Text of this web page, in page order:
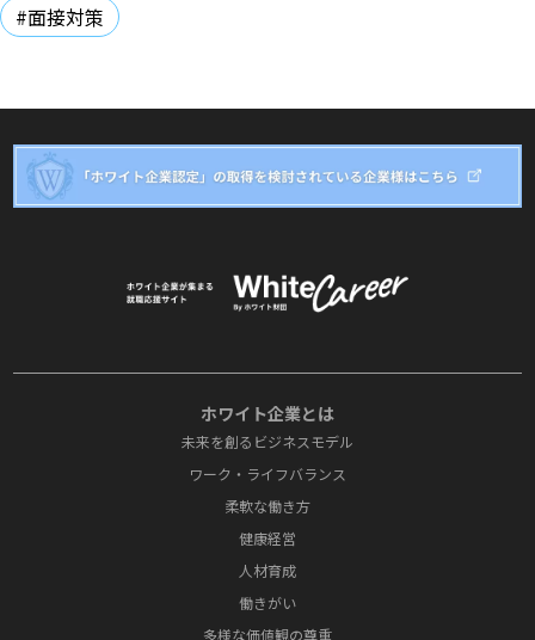
#面接対策
ホワイト企業とは
未来を創るビジネスモデル
ワーク・ライフバランス
柔軟な働き方
健康経営
人材育成
働きがい
多様な価値観の尊重